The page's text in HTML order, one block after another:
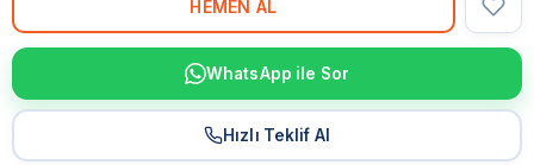
WhatsApp ile Sor
Hızlı Teklif Al